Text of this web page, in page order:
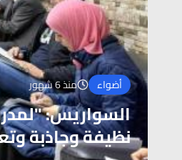
أضواء منذ 6 شهور
السواريس:
نظيفة وجاذبة